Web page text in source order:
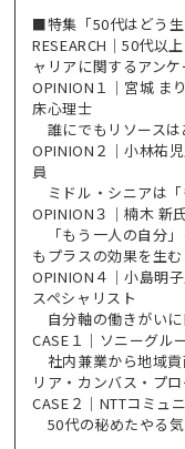
■特集「50代はどう生
RESEARCH｜50代以
ャリアに関するアンケ
OPINION１｜宮城
床心理士
誰にでもリソース
OPINION２｜小林祐
員
ミドル・シニアは
OPINION３｜楠木
「もう一人の自分
もプラスの効果を生む
OPINION４｜小島明
スペシャリスト
自分軸の働きがい
CASE１｜ソニーグル
社内兼業から地域貢
リア・カンバス・プ
CASE２｜NTTコミュ
50代の秘めたやる